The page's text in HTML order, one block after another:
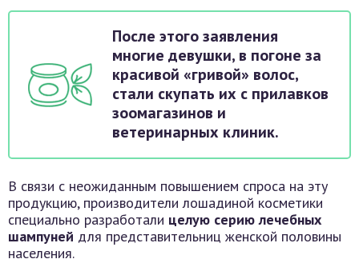
После этого заявления
многие девушки, в погоне за
красивой «гривой» волос,
стали скупать их с прилавков
зоомагазинов и
ветеринарных клиник.
В связи с неожиданным повышением спроса на эту
продукцию, производители лошадиной косметики
специально разработали целую серию лечебных
шампуней для представительниц женской половины
населения.